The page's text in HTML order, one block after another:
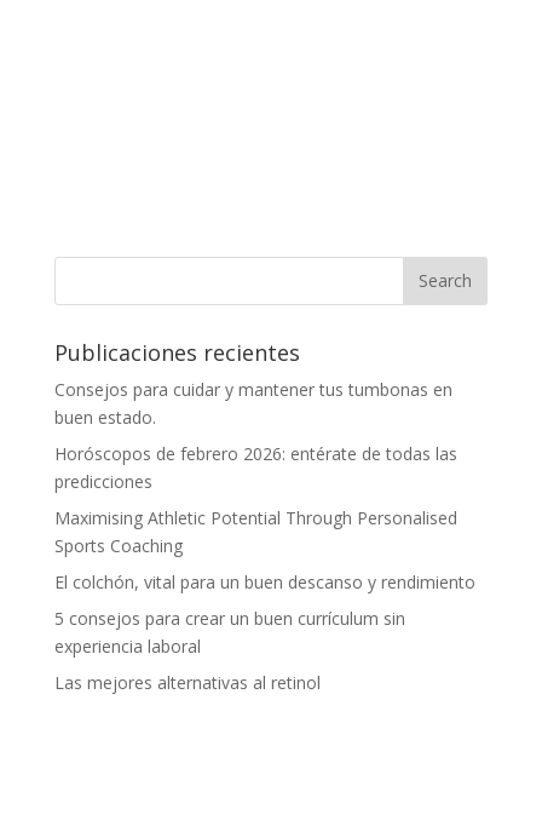
Publicaciones recientes
Consejos para cuidar y mantener tus tumbonas en
buen estado.
Horóscopos de febrero 2026: entérate de todas las
predicciones
Maximising Athletic Potential Through Personalised
Sports Coaching
El colchón, vital para un buen descanso y rendimiento
5 consejos para crear un buen currículum sin
experiencia laboral
Las mejores alternativas al retinol